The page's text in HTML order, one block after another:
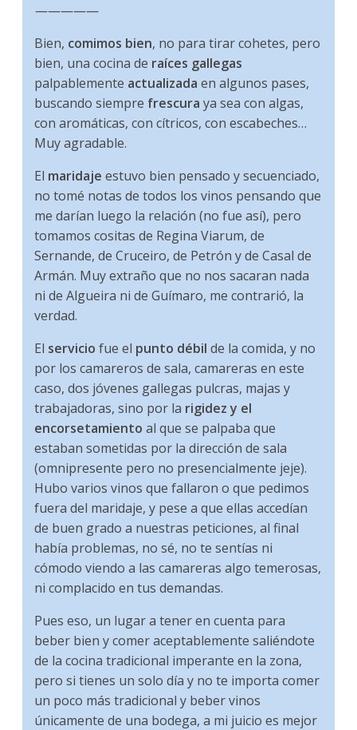
—————
Bien, comimos bien, no para tirar cohetes, pero
bien, una cocina de raíces gallegas
palpablemente actualizada en algunos pases,
buscando siempre frescura ya sea con algas,
con aromáticas, con cítricos, con escabeches…
Muy agradable.
El maridaje estuvo bien pensado y secuenciado,
no tomé notas de todos los vinos pensando que
me darían luego la relación (no fue así), pero
tomamos cositas de Regina Viarum, de
Sernande, de Cruceiro, de Petrón y de Casal de
Armán. Muy extraño que no nos sacaran nada
ni de Algueira ni de Guímaro, me contrarió, la
verdad.
El servicio fue el punto débil de la comida, y no
por los camareros de sala, camareras en este
caso, dos jóvenes gallegas pulcras, majas y
trabajadoras, sino por la rigidez y el
encorsetamiento al que se palpaba que
estaban sometidas por la dirección de sala
(omnipresente pero no presencialmente jeje).
Hubo varios vinos que fallaron o que pedimos
fuera del maridaje, y pese a que ellas accedían
de buen grado a nuestras peticiones, al final
había problemas, no sé, no te sentías ni
cómodo viendo a las camareras algo temerosas,
ni complacido en tus demandas.
Pues eso, un lugar a tener en cuenta para
beber bien y comer aceptablemente saliéndote
de la cocina tradicional imperante en la zona,
pero si tienes un solo día y no te importa comer
un poco más tradicional y beber vinos
únicamente de una bodega, a mi juicio es mejor